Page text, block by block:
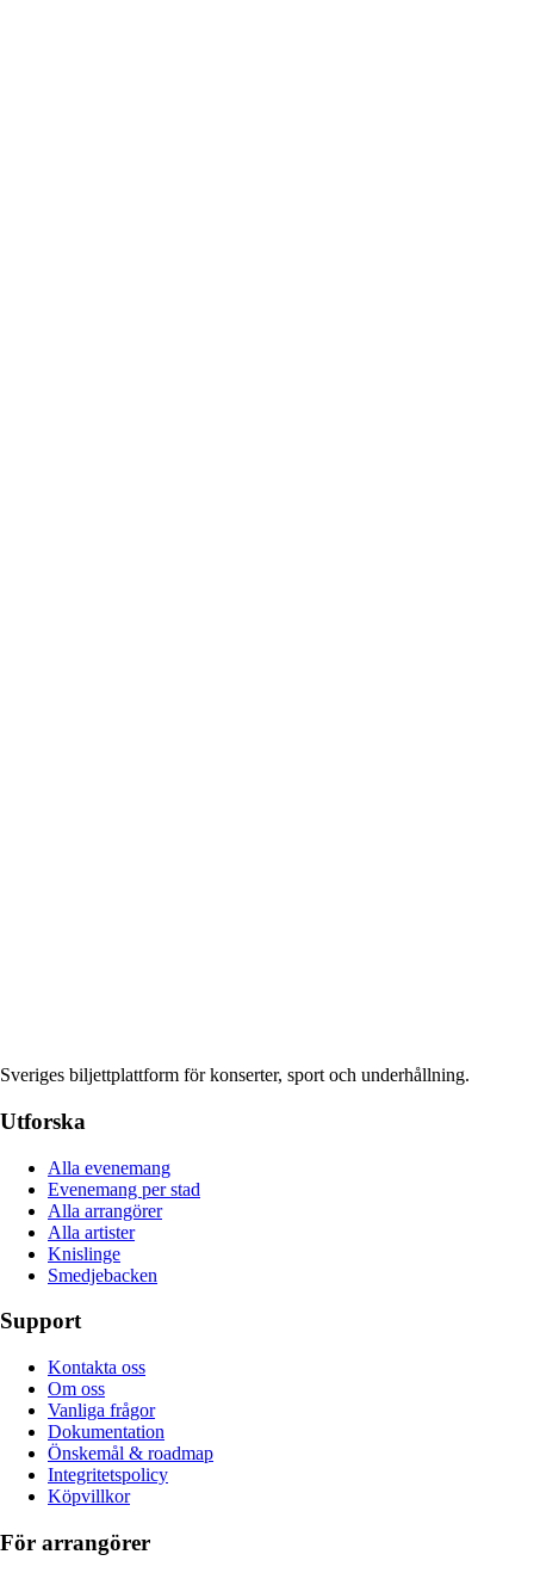
Sveriges biljettplattform för konserter, sport och underhållning.
Utforska
Alla evenemang
Evenemang per stad
Alla arrangörer
Alla artister
Knislinge
Smedjebacken
Support
Kontakta oss
Om oss
Vanliga frågor
Dokumentation
Önskemål & roadmap
Integritetspolicy
Köpvillkor
För arrangörer